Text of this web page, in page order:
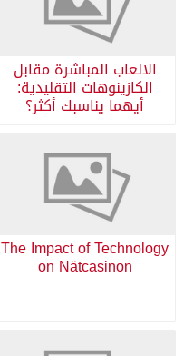
الالعاب المباشرة مقابل
الكازينوهات التقليدية:
أيهما يناسبك أكثر؟
The Impact of Technology
on Nätcasinon